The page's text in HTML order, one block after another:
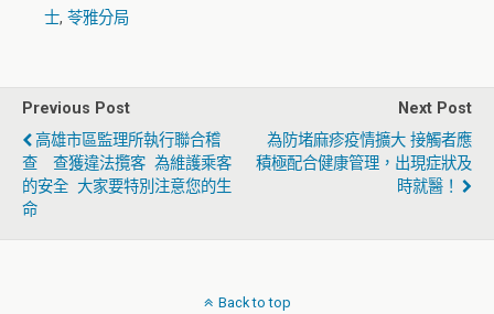
士, 苓雅分局
Previous Post
高雄市區監理所執行聯合稽
查 查獲違法攬客 為維護乘客
的安全 大家要特別注意您的生
命
Next Post
為防堵麻疹疫情擴大 接觸者應
積極配合健康管理，出現症狀及
時就醫！
Back to top